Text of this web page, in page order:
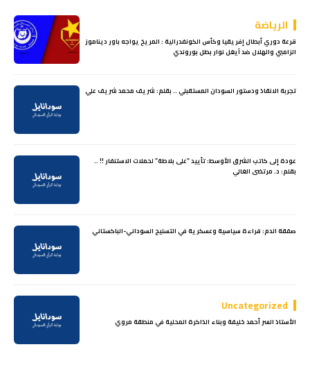
الرياضة
قرعة دوري أبطال إفريقيا وكأس الكونفدرالية : المريخ يواجه باور ديناموز
الزامبي والهلال ضد آيغل نوار بطل بوروندي
تجربة الانقاذ ودستور السودان المستقبلي .. بقلم: شريف محمد شريف علي
عودة إلى كاتب الشرق الأوسط: تأييد “على بلاطة” لحملات الاستنفار !! ..
بقلم: د. مرتضى الغالي
صفقة الدم: قراءة سياسية وعسكرية في التسليح السوداني-الباكستاني
Uncategorized
الأستاذ السر أحمد خليفة وبناء الذاكرة المحلية في منطقة مروي